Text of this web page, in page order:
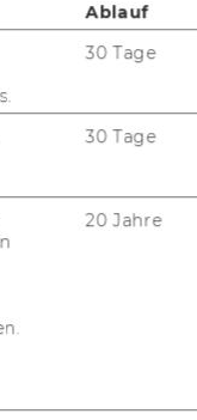
Ma­
Editor-​
(EMAC),
is
dou­
Ablauf
30 Tage
30 Tage
20 Jahre